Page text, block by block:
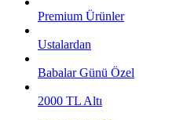
Premium Ürünler
Ustalardan
Babalar Günü Özel
2000 TL Altı